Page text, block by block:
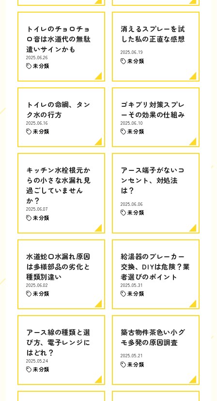
トイレのチョロチョ
ロ音は水道代の無駄
遣いサインかも
2025.06.26
未分類
消えるスプレーを試
した私の正直な感想
2025.06.19
未分類
トイレの命綱、タン
ク水の行方
2025.06.16
未分類
ゴキブリ対策スプレ
ーその効果の仕組み
2025.06.10
未分類
キッチン水栓根元か
らの小さな水漏れ見
過ごしていません
か？
2025.06.07
未分類
アース端子がないコ
ンセント、対処法
は？
2025.06.06
未分類
水道蛇口水漏れ原因
は多様部品の劣化と
種類別違い
2025.06.02
未分類
給湯器のブレーカー
交換、DIYは危険？業
者選びのポイント
2025.05.31
未分類
アース線の種類と選
び方、電子レンジに
はどれ？
2025.05.24
未分類
築古物件茶色い小グ
モ多発の原因調査
2025.05.21
未分類